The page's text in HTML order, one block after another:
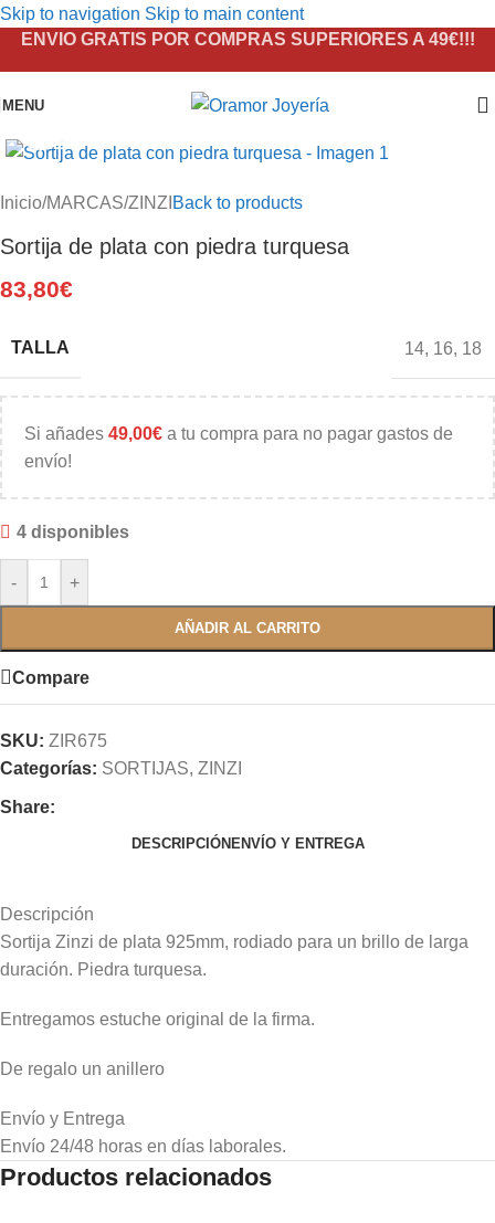
Skip to navigation Skip to main content
ENVIO GRATIS POR COMPRAS SUPERIORES A 49€!!!
MENU
Inicio/MARCAS/ZINZI Back to products
Sortija de plata con piedra turquesa
83,80€
TALLA 14, 16, 18
Si añades 49,00€ a tu compra para no pagar gastos de
envío!
4 disponibles
- +
AÑADIR AL CARRITO
Compare
SKU: ZIR675
Categorías: SORTIJAS, ZINZI
Share:
DESCRIPCIÓN ENVÍO Y ENTREGA
Descripción
Sortija Zinzi de plata 925mm, rodiado para un brillo de larga
duración. Piedra turquesa.
Entregamos estuche original de la firma.
De regalo un anillero
Envío y Entrega
Envío 24/48 horas en días laborales.
Productos relacionados